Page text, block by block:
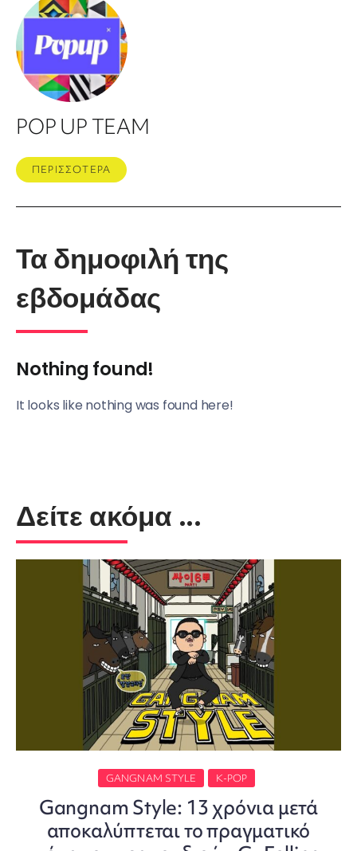
POP UP TEAM
ΠΕΡΙΣΣΟΤΕΡΑ
Τα δημοφιλή της
εβδομάδας
Nothing found!
It looks like nothing was found here!
Δείτε ακόμα ...
GANGNAM STYLE K-POP
Gangnam Style: 13 χρόνια μετά
αποκαλύπτεται το πραγματικό